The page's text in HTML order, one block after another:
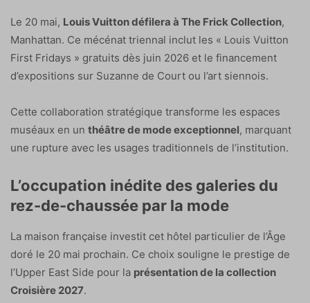
Le 20 mai, Louis Vuitton défilera à The Frick Collection,
Manhattan. Ce mécénat triennal inclut les « Louis Vuitton
First Fridays » gratuits dès juin 2026 et le financement
d’expositions sur Suzanne de Court ou l’art siennois.
Cette collaboration stratégique transforme les espaces
muséaux en un théâtre de mode exceptionnel, marquant
une rupture avec les usages traditionnels de l’institution.
L’occupation inédite des galeries du
rez-de-chaussée par la mode
La maison française investit cet hôtel particulier de l’Âge
doré le 20 mai prochain. Ce choix souligne le prestige de
l’Upper East Side pour la présentation de la collection
Croisière 2027.